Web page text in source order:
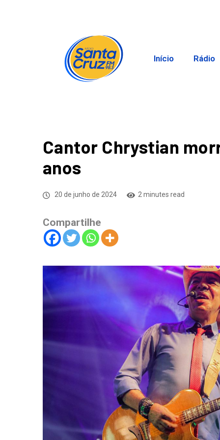
Início Rádio
Cantor Chrystian
anos
20 de junho de 2024 2 minutes read
Compartilhe